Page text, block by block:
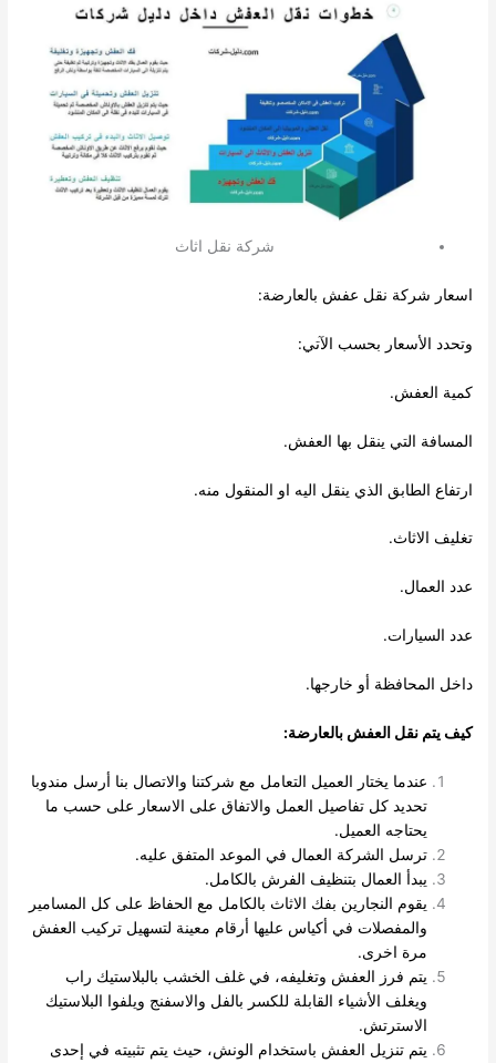
شركة نقل اثاث
شركة نقل عفش بالعارضة:
الأسعار بحسب الآتي:
العفش.
التي ينقل بها العفش.
الطابق الذي ينقل اليه او المنقول منه.
الاثاث.
العمال.
السيارات.
المحافظة أو خارجها.
يتم نقل العفش بالعارضة:
عندما يختار العميل التعامل مع شركتنا والاتصال بنا أرسل مندوبا
تحديد كل تفاصيل العمل والاتفاق على الاسعار على حسب ما
يحتاجه العميل.
ترسل الشركة العمال في الموعد المتفق عليه.
يبدأ العمال بتنظيف الفرش بالكامل.
يقوم النجارين بفك الاثاث بالكامل مع الحفاظ على كل المسامير
والمفصلات في أكياس عليها أرقام معينة لتسهيل تركيب العفش
مرة اخرى.
يتم فرز العفش وتغليفه، في غلف الخشب بالبلاستيك راب
ويغلف الأشياء القابلة للكسر بالفل والاسفنج ويلفوا البلاستيك
الاسترتش.
يتم تنزيل العفش باستخدام الونش، حيث يتم تثبيته في إحدى